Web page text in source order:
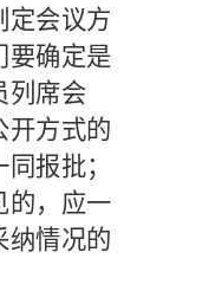
定会议方
要确定是
列席会
开方式的
报批；
的，应一
纳情况的